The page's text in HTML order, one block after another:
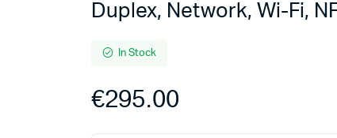
Duplex, Network, Wi-Fi,
In Stock
€295.00